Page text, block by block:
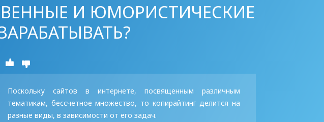
И ЮМОРИСТИЧЕСКИЕ
Поскольку сайтов в интернете, посвященным различным
тематикам, бессчетное множество, то копирайтинг делится на
разные виды, в зависимости от его задач.